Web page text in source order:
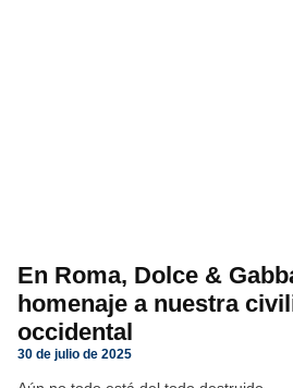
En Roma, Dolce &
homenaje a nuestra
occidental
30 de julio de 2025